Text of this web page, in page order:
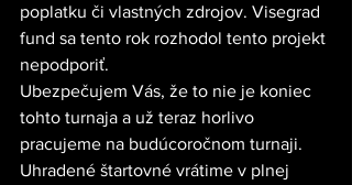
poplatku či vlastných zdrojov. Visegrad
fund sa tento rok rozhodol tento projekt
nepodporiť.
Ubezpečujem Vás, že to nie je koniec
tohto turnaja a už teraz horlivo
pracujeme na budúcoročnom turnaji.
Uhradené štartovné vrátime v plnej